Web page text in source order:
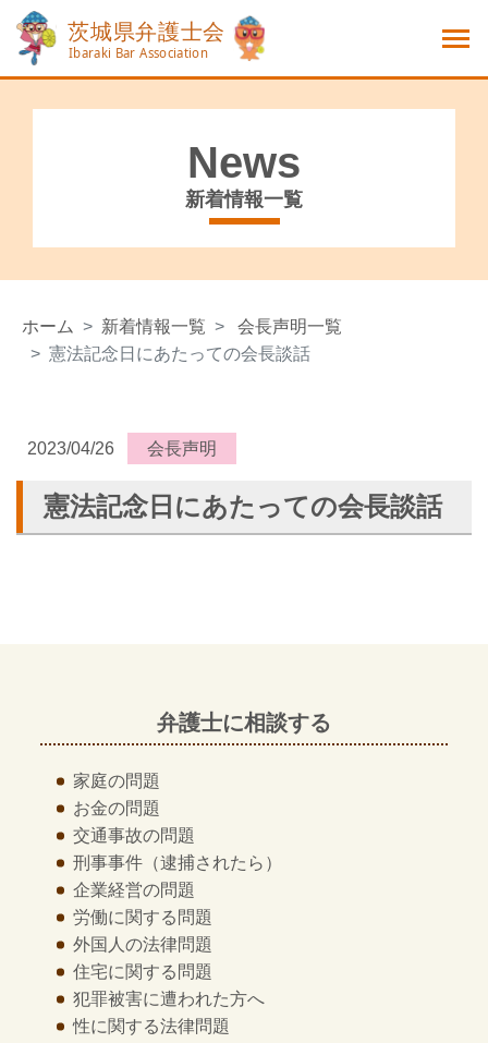
News
新着情報一覧
ホーム 新着情報一覧
会長声明一覧
憲法記念日にあたっての会長談話
2023/04/26 会長声明
憲法記念日にあたっての会長談話
弁護士に相談する
家庭の問題
お金の問題
交通事故の問題
刑事事件 （逮捕されたら）
企業経営の問題
労働に関する問題
外国人の法律問題
住宅に関する問題
犯罪被害に遭われた方へ
性に関する法律問題